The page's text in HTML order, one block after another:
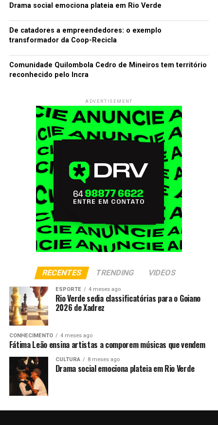
Drama social emociona plateia em Rio Verde
De catadores a empreendedores: o exemplo
transformador da Coop-Recicla
Comunidade Quilombola Cedro de Mineiros tem território
reconhecido pelo Incra
ADVERTISEMENT
RECENTES TRENDING VIDEOS
ESPORTE 4 meses ago
Rio Verde sedia classificatórias para o Goiano
2026 de Xadrez
CONHECIMENTO 4 meses ago
Fátima Leão ensina artistas a comporem músicas que vendem
CULTURA 8 meses ago
Drama social emociona plateia em Rio Verde